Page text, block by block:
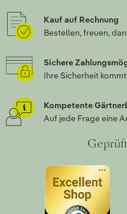
Kauf auf Rechnung
Bestellen, freuen,
Sichere
Ihre Sicherheit
Kompetente
Auf jede Frage eine